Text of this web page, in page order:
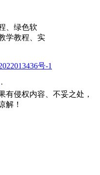
、绿色软
学教程、实
号-1
·
有侵权内容、不妥之处，
解！